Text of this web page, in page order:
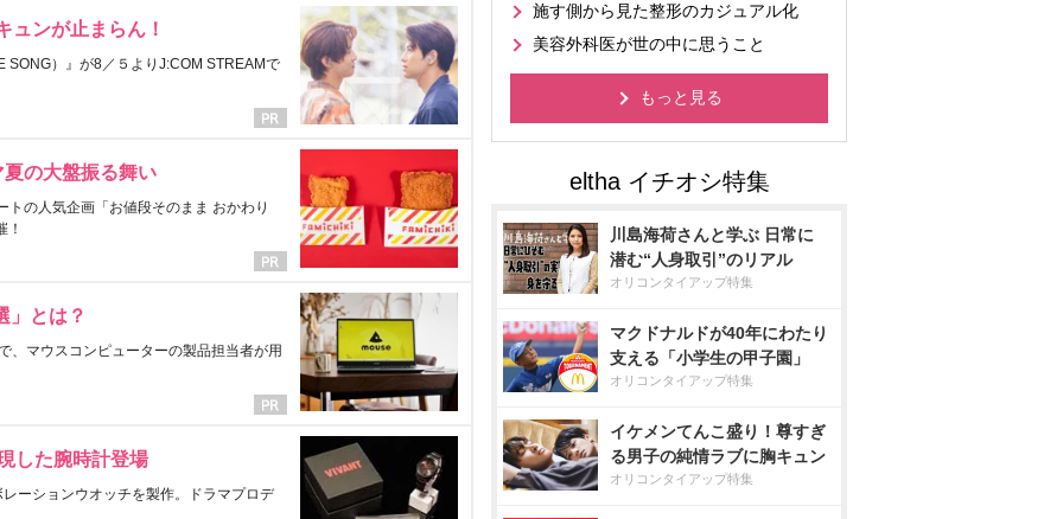
ュンが止まらん！
SONG）』が8／５よりJ:COM STREAMで
の大盤振る舞い
の人気企画「お値段そのまま おかわり
！
」とは？
、マウスコンピューターの製品担当者が用
した腕時計登場
ーションウオッチを製作。ドラマプロデ
施す側から見た整形のカジュアル化
美容外科医が世の中に思うこと
もっと見る
川島海荷さんと学ぶ 日常に
潜む“人身取引”のリアル
オリコンタイアップ特集
マクドナルドが40年にわたり
支える「小学生の甲子園」
オリコンタイアップ特集
イケメンてんこ盛り！尊すぎ
る男子の純情ラブに胸キュン
オリコンタイアップ特集